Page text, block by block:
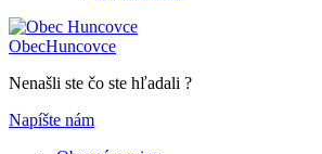
ObecHuncovce
Nenašli ste čo ste hľadali ?
Napíšte nám